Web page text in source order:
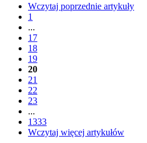
Wczytaj poprzednie artykuły
1
...
17
18
19
20
21
22
23
...
1333
Wczytaj więcej artykułów